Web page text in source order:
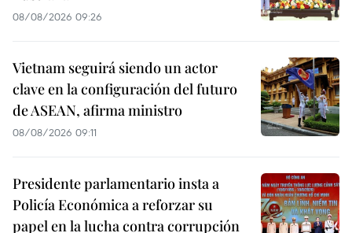
08/08/2026 09:26
Vietnam seguirá siendo un actor
clave en la configuración del futuro
de ASEAN, afirma ministro
08/08/2026 09:11
Presidente parlamentario insta a
Policía Económica a reforzar su
papel en la lucha contra corrupción